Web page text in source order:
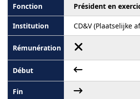
Président en
CD&V (Plaatselijke